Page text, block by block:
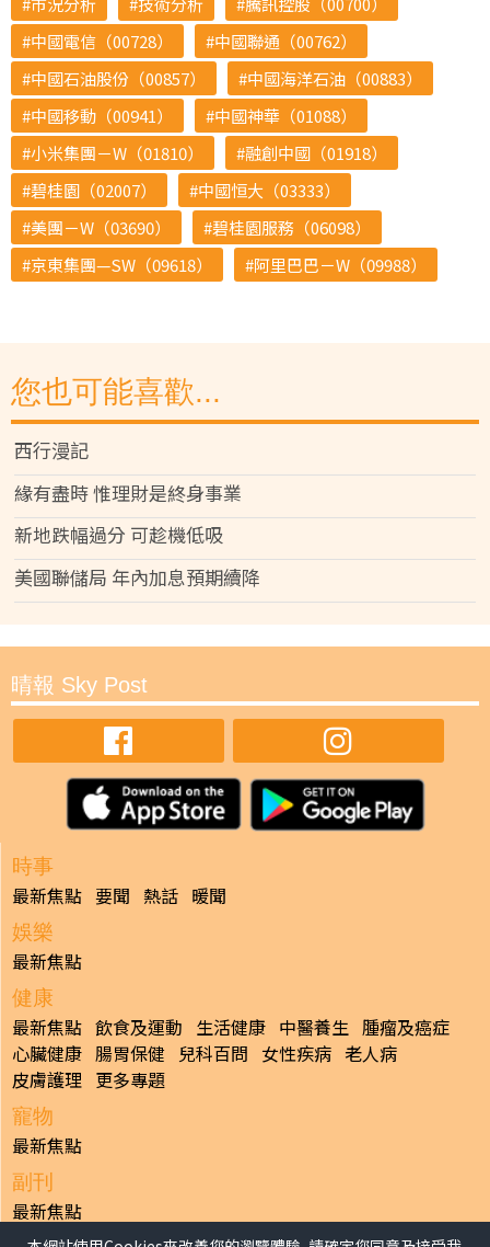
中國電信（00728）
中國聯通（00762）
中國石油股份（00857）
中國海洋石油（00883）
中國移動（00941）
中國神華（01088）
小米集團－W（01810）
融創中國（01918）
碧桂園（02007）
中國恒大（03333）
美團－W（03690）
碧桂園服務（06098）
京東集團—SW（09618）
阿里巴巴－W（09988）
您也可能喜歡...
西行漫記
緣有盡時 惟理財是終身事業
新地跌幅過分 可趁機低吸
美國聯儲局 年內加息預期續降
晴報 Sky Post
時事
最新焦點 要聞 熱話 暖聞
娛樂
最新焦點
健康
最新焦點 飲食及運動 生活健康 中醫養生 腫瘤及癌症
心臟健康 腸胃保健 兒科百問 女性疾病 老人病
皮膚護理 更多專題
寵物
最新焦點
副刊
最新焦點